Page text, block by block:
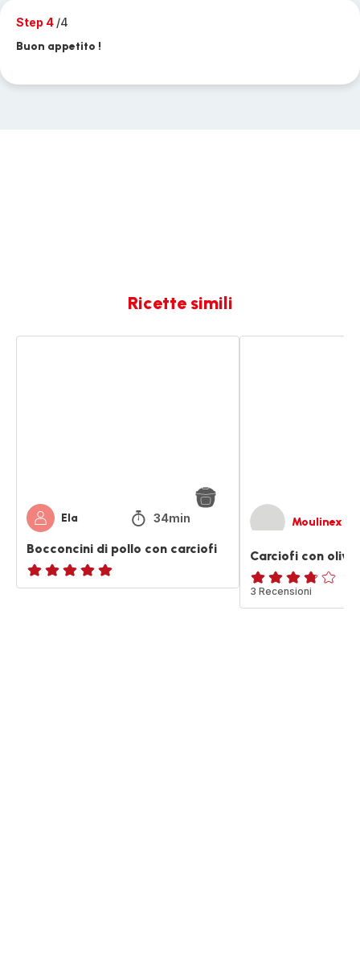
Step 4 /4
Buon appetito !
Ricette simili
Ela 34min
Bocconcini di pollo con carciofi
ratings.NaN
Moulinex
Carciofi con olive
ratings.3.7
3 Recensioni